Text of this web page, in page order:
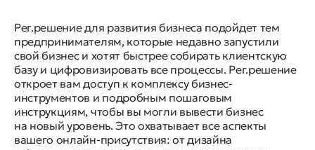
Рег.решение для развития бизнеса подойдет тем
предпринимателям, которые недавно запустили
свой бизнес и хотят быстрее собирать клиентскую
базу и цифровизировать все процессы. Рег.решение
откроет вам доступ к комплексу бизнес-
инструментов и подробным пошаговым
инструкциям, чтобы вы могли вывести бизнес
на новый уровень. Это охватывает все аспекты
вашего онлайн-присутствия: от дизайна